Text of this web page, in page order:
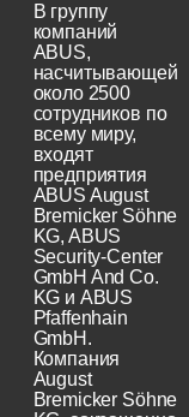
В группу
компаний
ABUS,
насчитывающей
около 2500
сотрудников по
всему миру,
входят
предприятия
ABUS August
Bremicker Söhne
KG, ABUS
Security-Center
GmbH And Co.
KG и ABUS
Pfaffenhain
GmbH.
Компания
August
Bremicker Söhne